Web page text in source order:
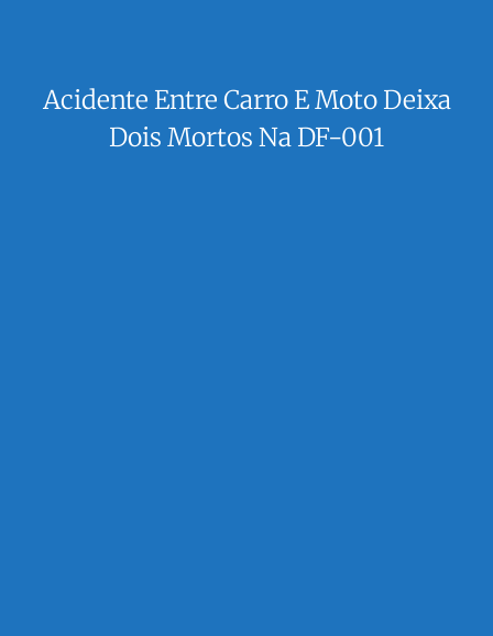
Acidente Entre Carro E Moto Deixa
Dois Mortos Na DF-001